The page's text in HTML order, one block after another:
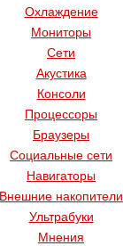
Охлаждение
Мониторы
Сети
Акустика
Консоли
Процессоры
Браузеры
Социальные сети
Навигаторы
Внешние накопители
Ультрабуки
Мнения